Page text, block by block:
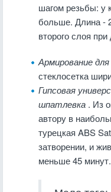
шагом резьбы: у
больше. Длина -
второго слоя
Армирование
стеклосетка
Гипсовая
шпатлевка . Из
автору в
турецкая ABS
затворении, и
меньше 45 минут.